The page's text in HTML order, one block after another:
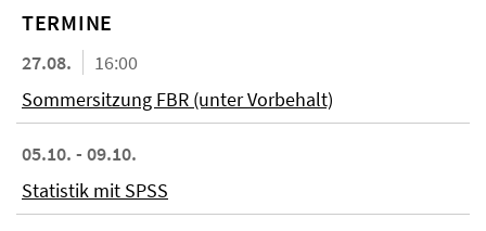
TERMINE
27.08.
16:00
Sommersitzung FBR (unter Vorbehalt)
05.10. - 09.10.
Statistik mit SPSS